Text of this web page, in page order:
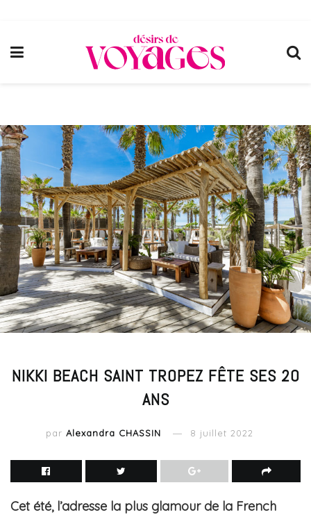
NIKKI BEACH SAINT TROPEZ FÊTE SES 20
ANS
par Alexandra CHASSIN 8 juillet 2022
Cet été, l’adresse la plus glamour de la French